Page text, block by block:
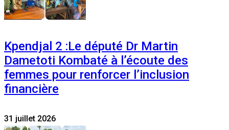
Kpendjal 2 :Le député Dr Martin
Dametoti Kombaté à l’écoute des
femmes pour renforcer l’inclusion
financière
31 juillet 2026